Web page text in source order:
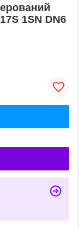
1SN DN6